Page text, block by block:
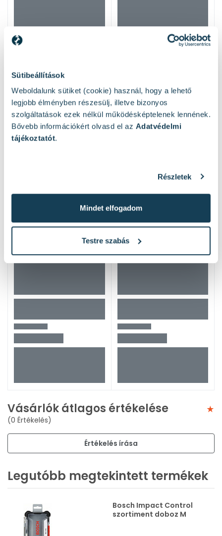
Sütibeállítások
Weboldalunk sütiket (cookie) használ, hogy a lehető
legjobb élményben részesülj, illetve bizonyos
szolgáltatások ezek nélkül működésképtelenek lennének.
Bővebb információkért olvasd el az Adatvédelmi
tájékoztatót.
Részletek
Mindet elfogadom
Testre szabás
Vásárlók átlagos értékelése
(0 Értékelés)
Értékelés írása
Legutóbb megtekintett termékek
Bosch Impact Control
szortiment doboz M